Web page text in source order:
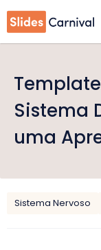
Sistema
uma
Sistema Nervoso